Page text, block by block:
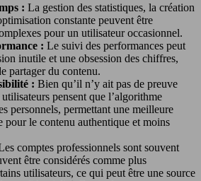
: La gestion des statistiques, la création
constante peuvent être
pour un utilisateur occasionnel.
: Le suivi des performances peut
inutile et une obsession des chiffres,
partager du contenu.
: Bien qu’il n’y ait pas de preuve
pensent que l’algorithme
personnels, permettant une meilleure
le contenu authentique et moins
comptes professionnels sont souvent
être considérés comme plus
utilisateurs, ce qui peut être une source